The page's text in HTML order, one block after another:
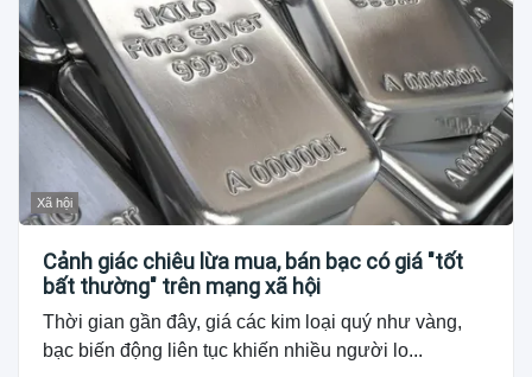
Xã hội
Cảnh giác chiêu lừa mua, bán bạc có giá "tốt
bất thường" trên mạng xã hội
Thời gian gần đây, giá các kim loại quý như vàng,
bạc biến động liên tục khiến nhiều người lo...